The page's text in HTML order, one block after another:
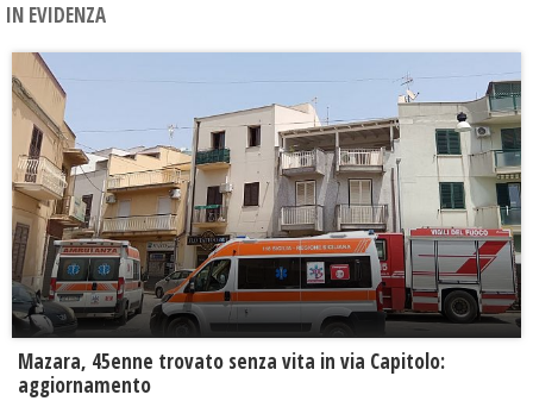
IN EVIDENZA
Mazara, 45enne trovato senza vita in via Capitolo:
aggiornamento